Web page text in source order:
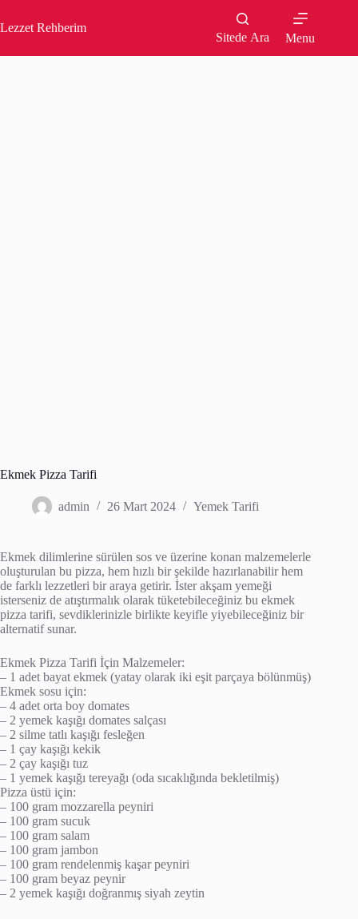
to
content
Lezzet Rehberim
Sitede Ara Menu
Ekmek Pizza Tarifi
admin 26 Mart 2024 Yemek Tarifi
Ekmek dilimlerine sürülen sos ve üzerine konan malzemelerle
oluşturulan bu pizza, hem hızlı bir şekilde hazırlanabilir hem
de farklı lezzetleri bir araya getirir. İster akşam yemeği
isterseniz de atıştırmalık olarak tüketebileceğiniz bu ekmek
pizza tarifi, sevdiklerinizle birlikte keyifle yiyebileceğiniz bir
alternatif sunar.
Ekmek Pizza Tarifi İçin Malzemeler:
– 1 adet bayat ekmek (yatay olarak iki eşit parçaya bölünmüş)
Ekmek sosu için:
– 4 adet orta boy domates
– 2 yemek kaşığı domates salçası
– 2 silme tatlı kaşığı fesleğen
– 1 çay kaşığı kekik
– 2 çay kaşığı tuz
– 1 yemek kaşığı tereyağı (oda sıcaklığında bekletilmiş)
Pizza üstü için:
– 100 gram mozzarella peyniri
– 100 gram sucuk
– 100 gram salam
– 100 gram jambon
– 100 gram rendelenmiş kaşar peyniri
– 100 gram beyaz peynir
– 2 yemek kaşığı doğranmış siyah zeytin